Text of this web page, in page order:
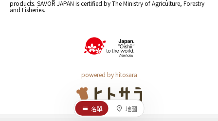
products. SAVOR JAPAN is certified by The Ministry of Agriculture, Forestry
and Fisheries.
powered by hitosara
名單 地圖